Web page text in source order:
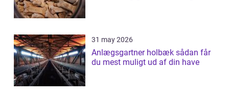
31 may 2026
Anlægsgartner holbæk sådan får
du mest muligt ud af din have